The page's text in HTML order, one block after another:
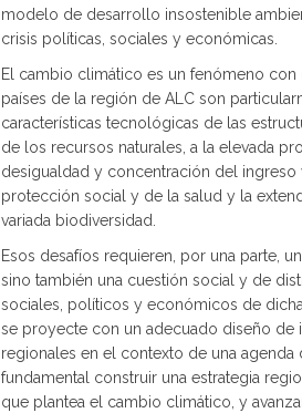
modelo de desarrollo insostenible
crisis políticas, sociales y económicas.
El cambio climático es un fenómeno
países de la región de ALC son
características tecnológicas de las
de los recursos naturales, a la elevada
desigualdad y concentración del
protección social y de la salud y la
variada biodiversidad.
Esos desafíos requieren, por una parte,
sino también una cuestión social y de
sociales, políticos y económicos de
se proyecte con un adecuado diseño de
regionales en el contexto de una
fundamental construir una estrategia
que plantea el cambio climático, y